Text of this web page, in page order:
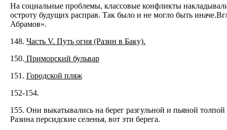
На социальные проблемы, классовые конфликты
остроту будущих расправ. Так было и не могло быть
Абрамов».
148. Часть V. Путь огня (Разин в Баку).
150. Приморский бульвар
151. Городской пляж
152-154.
155. Они выкатывались на берег разгульной и пьяной
Paзина персидские селенья, вот эти берега.